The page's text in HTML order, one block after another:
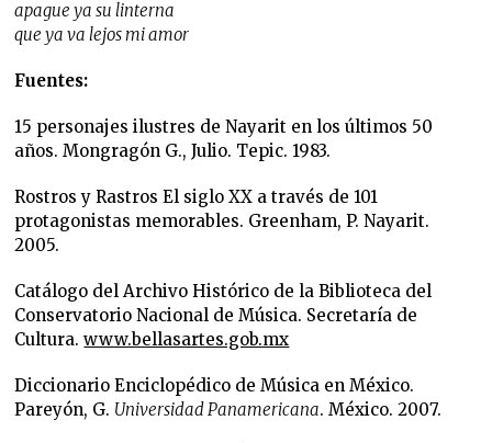
apague ya su linterna
que ya va lejos mi amor
Fuentes:
15 personajes ilustres de Nayarit en los últimos 50
años. Mongragón G., Julio. Tepic. 1983.
Rostros y Rastros El siglo XX a través de 101
protagonistas memorables. Greenham, P. Nayarit.
2005.
Catálogo del Archivo Histórico de la Biblioteca del
Conservatorio Nacional de Música. Secretaría de
Cultura.www.bellasartes.gob.mx
Diccionario Enciclopédico de Música en México.
Pareyón, G. Universidad Panamericana. México. 2007.